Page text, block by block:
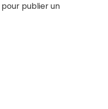
pour publier un